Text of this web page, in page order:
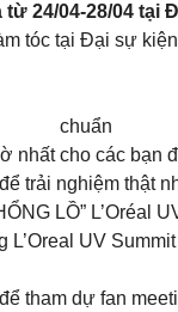
24/04-28/04 tại
tóc tại Đại sự
nhất cho các
trải nghiệm thật
LỒ” L’Oréal
UV
tham dự fan